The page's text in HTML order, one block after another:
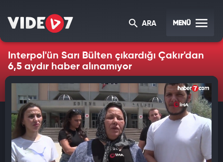
ARA MENÜ
Interpol'ün Sarı Bülten çıkardığı Çakır'dan
6,5 aydır haber alınamıyor